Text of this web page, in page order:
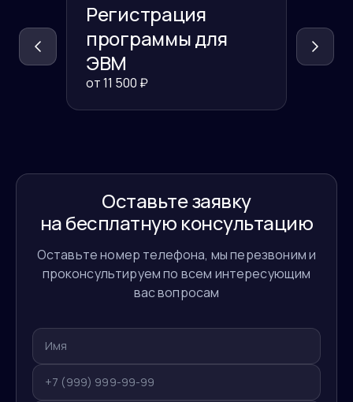
Регистрация
программы для
ЭВМ
от11 500 ₽
Оставьте заявку
на бесплатную консультацию
Оставьте номер телефона, мы перезвоним и
проконсультируем по всем интересующим
вас вопросам